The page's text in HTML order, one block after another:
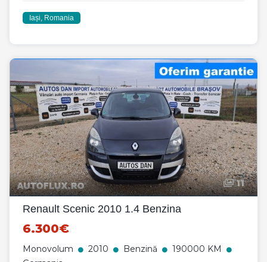
Iași, Romania
11
Renault Scenic 2010 1.4 Benzina
6.300€
Monovolum 2010 Benzină
190000 KM